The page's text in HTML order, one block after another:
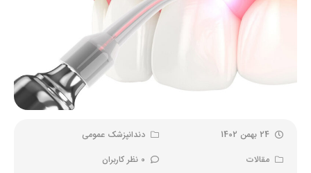
24 بهمن 1402
دندانپزشک عمومی
مقالات
0 نظر کاربران